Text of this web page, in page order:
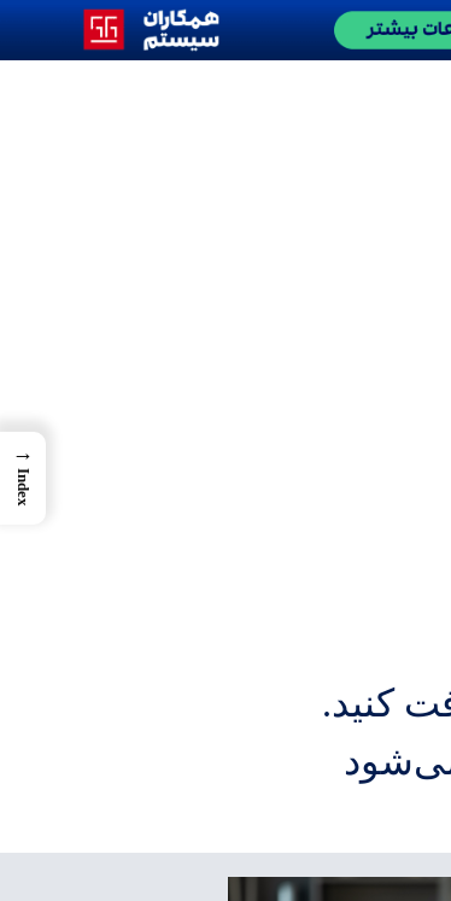
کنید.
→
Index